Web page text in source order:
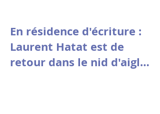
En résidence d'écriture :
Laurent Hatat est de
retour dans le nid d'aigle